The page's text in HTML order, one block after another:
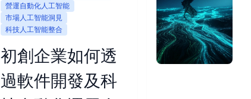
營運自動化人工智能
市場人工智能洞見
科技人工智能整合
初創企業如何透
過軟件開發及科